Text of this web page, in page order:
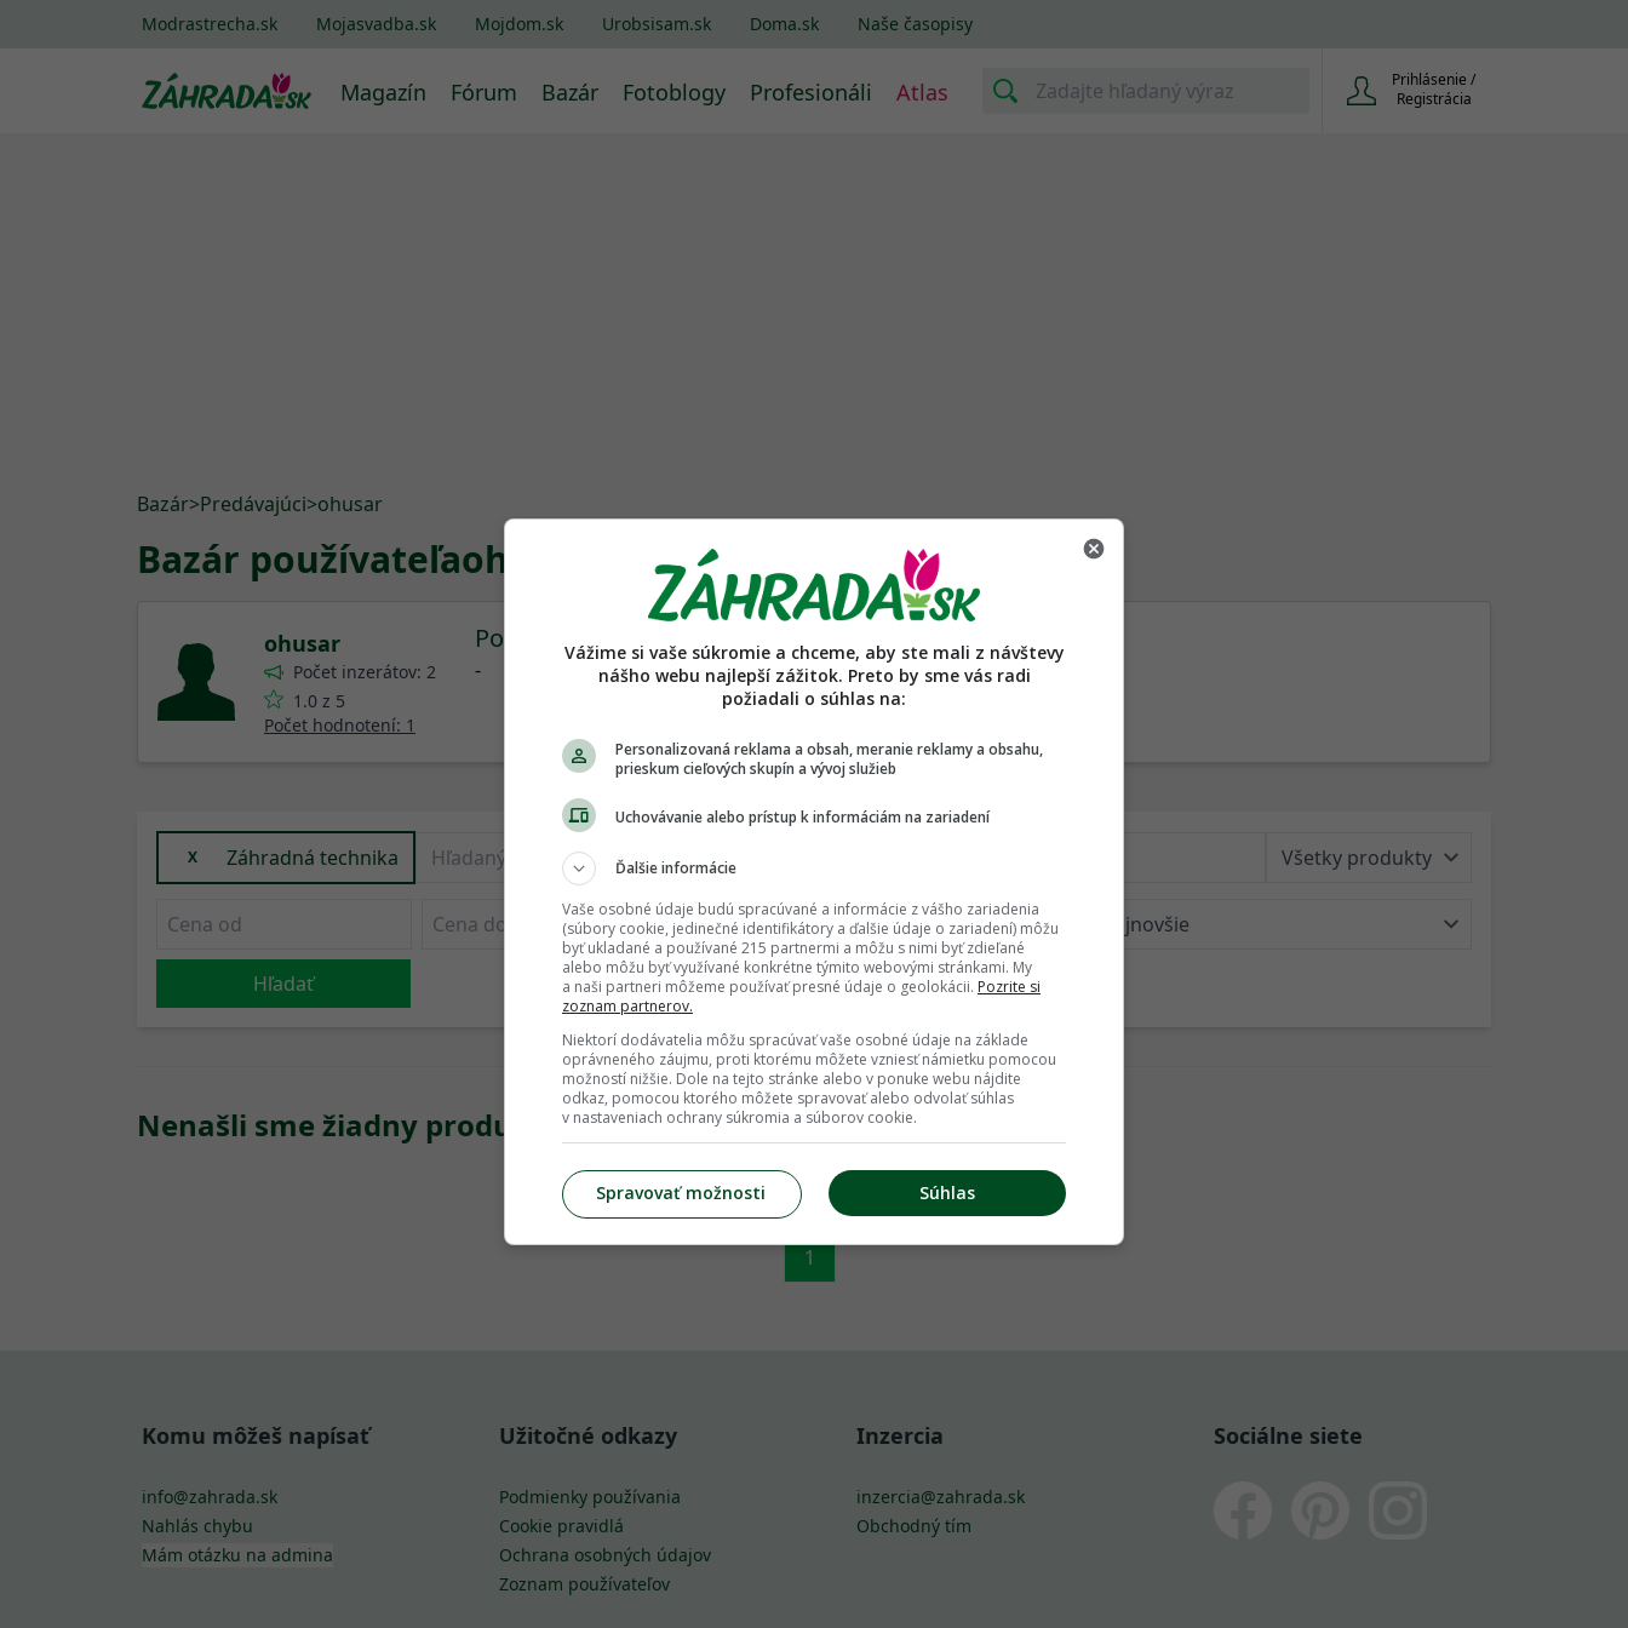
Modrastrecha.sk Mojasvadba.sk Mojdom.sk Urobsisam.sk Doma.sk Naše časopisy
Magazín Fórum Bazár Fotoblogy Profesionáli Atlas
Prihlásenie /
Registrácia
Bazár>Predávajúci>ohusar
Bazár používateľaohusar
ohusar
Počet inzerátov: 2
1.0 z 5
Počet hodnotení: 1
Podmienky predaja používateľa
-
X Záhradná technika
Hľadať
Nenašli sme žiadny produkt
1
Komu môžeš napísať
info@zahrada.sk
Nahlás chybu
Mám otázku na admina
Užitočné odkazy
Podmienky používania
Cookie pravidlá
Ochrana osobných údajov
Zoznam používateľov
Inzercia
inzercia@zahrada.sk
Obchodný tím
Sociálne siete
Vážime si vaše súkromie a chceme, aby ste mali z návštevy
nášho webu najlepší zážitok. Preto by sme vás radi
požiadali o súhlas na:
Personalizovaná reklama a obsah, meranie reklamy a obsahu,
prieskum cieľových skupín a vývoj služieb
Uchovávanie alebo prístup k informáciám na zariadení
Ďalšie informácie
Vaše osobné údaje budú spracúvané a informácie z vášho zariadenia
(súbory cookie, jedinečné identifikátory a ďalšie údaje o zariadení) môžu
byť ukladané a používané 215 partnermi a môžu s nimi byť zdieľané
alebo môžu byť využívané konkrétne týmito webovými stránkami. My
a naši partneri môžeme používať presné údaje o geolokácii. Pozrite si
zoznam partnerov.
Niektorí dodávatelia môžu spracúvať vaše osobné údaje na základe
oprávneného záujmu, proti ktorému môžete vzniesť námietku pomocou
možností nižšie. Dole na tejto stránke alebo v ponuke webu nájdite
odkaz, pomocou ktorého môžete spravovať alebo odvolať súhlas
v nastaveniach ochrany súkromia a súborov cookie.
Súhlas
Spravovať možnosti